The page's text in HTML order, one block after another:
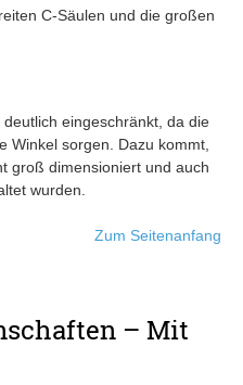
C-Säulen und die großen
eingeschränkt, da die
Winkel sorgen. Dazu kommt,
groß dimensioniert und auch
wurden.
Zum Seitenanfang
– Mit